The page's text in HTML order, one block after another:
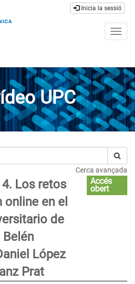
Inicia la sessió
UPC
Cerca avançada
Los retos
en el
de
Belén
López
Prat
Accés
obert